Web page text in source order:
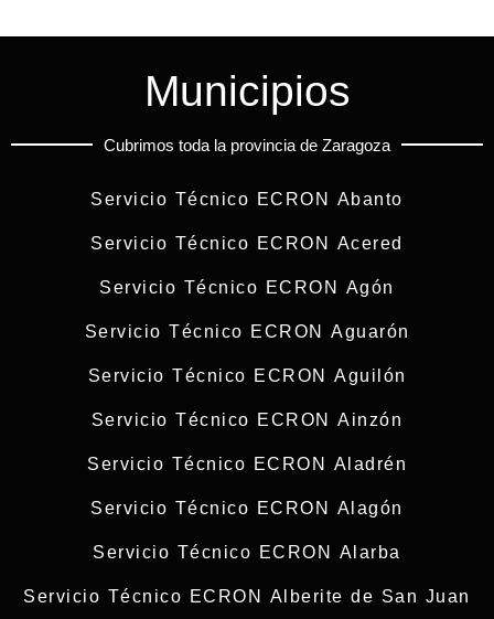
Municipios
Cubrimos toda la provincia de Zaragoza
Servicio Técnico ECRON Abanto
Servicio Técnico ECRON Acered
Servicio Técnico ECRON Agón
Servicio Técnico ECRON Aguarón
Servicio Técnico ECRON Aguilón
Servicio Técnico ECRON Ainzón
Servicio Técnico ECRON Aladrén
Servicio Técnico ECRON Alagón
Servicio Técnico ECRON Alarba
Servicio Técnico ECRON Alberite de San Juan